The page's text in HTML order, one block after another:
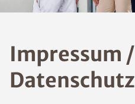
Impressum /
Datenschutz